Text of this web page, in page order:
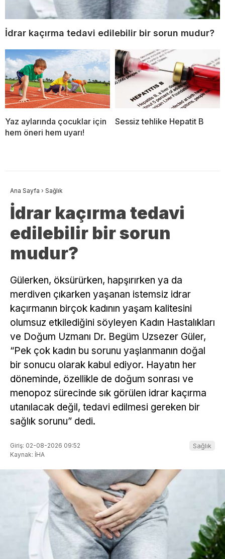
İdrar kaçırma tedavi edilebilir bir sorun mudur?
Yaz aylarında çocuklar için
hem öneri hem uyarı!
Sessiz tehlike Hepatit B
Ana Sayfa › Sağlık
İdrar kaçırma tedavi
edilebilir bir sorun
mudur?
Gülerken, öksürürken, hapşırırken ya da
merdiven çıkarken yaşanan istemsiz idrar
kaçırmanın birçok kadının yaşam kalitesini
olumsuz etkilediğini söyleyen Kadın Hastalıkları
ve Doğum Uzmanı Dr. Begüm Uzsezer Güler,
“Pek çok kadın bu sorunu yaşlanmanın doğal
bir sonucu olarak kabul ediyor. Hayatın her
döneminde, özellikle de doğum sonrası ve
menopoz sürecinde sık görülen idrar kaçırma
utanılacak değil, tedavi edilmesi gereken bir
sağlık sorunu” dedi.
Giriş: 02-08-2026 09:52
Kaynak: İHA
Sağlık